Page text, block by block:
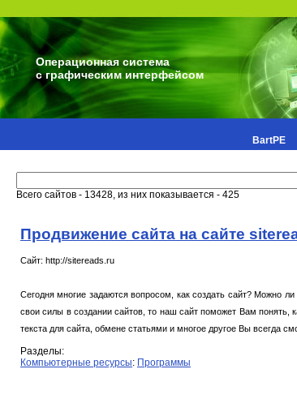
Операционная система
с графическим интерфейсом
BartPE
Всего сайтов - 13428, из них показывается - 425
Продвижение сайта на сайте
Сайт: http://sitereads.ru
Сегодня многие задаются вопросом, как создать сайт? Можно
свои силы в создании сайтов, то наш сайт поможет Вам понять,
текста для сайта, обмене статьями и многое другое Вы всегда
Разделы:
Компьютерные ресурсы: Программы